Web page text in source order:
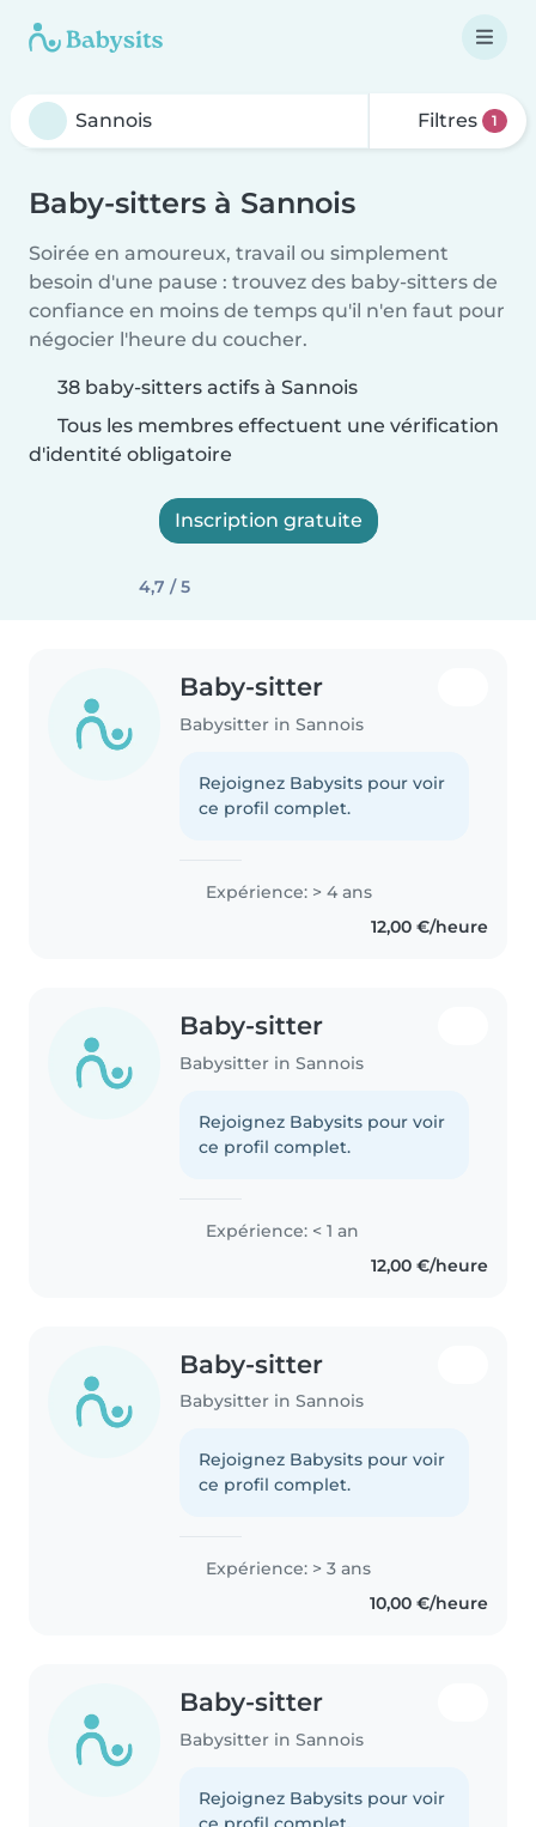
Filtres 1
Baby-sitters à Sannois
Soirée en amoureux, travail ou simplement
besoin d'une pause : trouvez des baby-sitters de
confiance en moins de temps qu'il n'en faut pour
négocier l'heure du coucher.
38 baby-sitters actifs à Sannois
Tous les membres effectuent une vérification
d'identité obligatoire
Inscription gratuite
4,7 / 5
Baby-sitter
Babysitter in Sannois
Rejoignez Babysits pour voir
ce profil complet.
Expérience: > 4 ans
12,00 €/heure
Baby-sitter
Babysitter in Sannois
Rejoignez Babysits pour voir
ce profil complet.
Expérience: < 1 an
12,00 €/heure
Baby-sitter
Babysitter in Sannois
Rejoignez Babysits pour voir
ce profil complet.
Expérience: > 3 ans
10,00 €/heure
Baby-sitter
Babysitter in Sannois
Rejoignez Babysits pour voir